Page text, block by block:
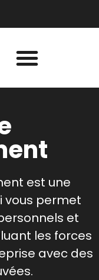
est une
vous permet
et
les forces
avec des